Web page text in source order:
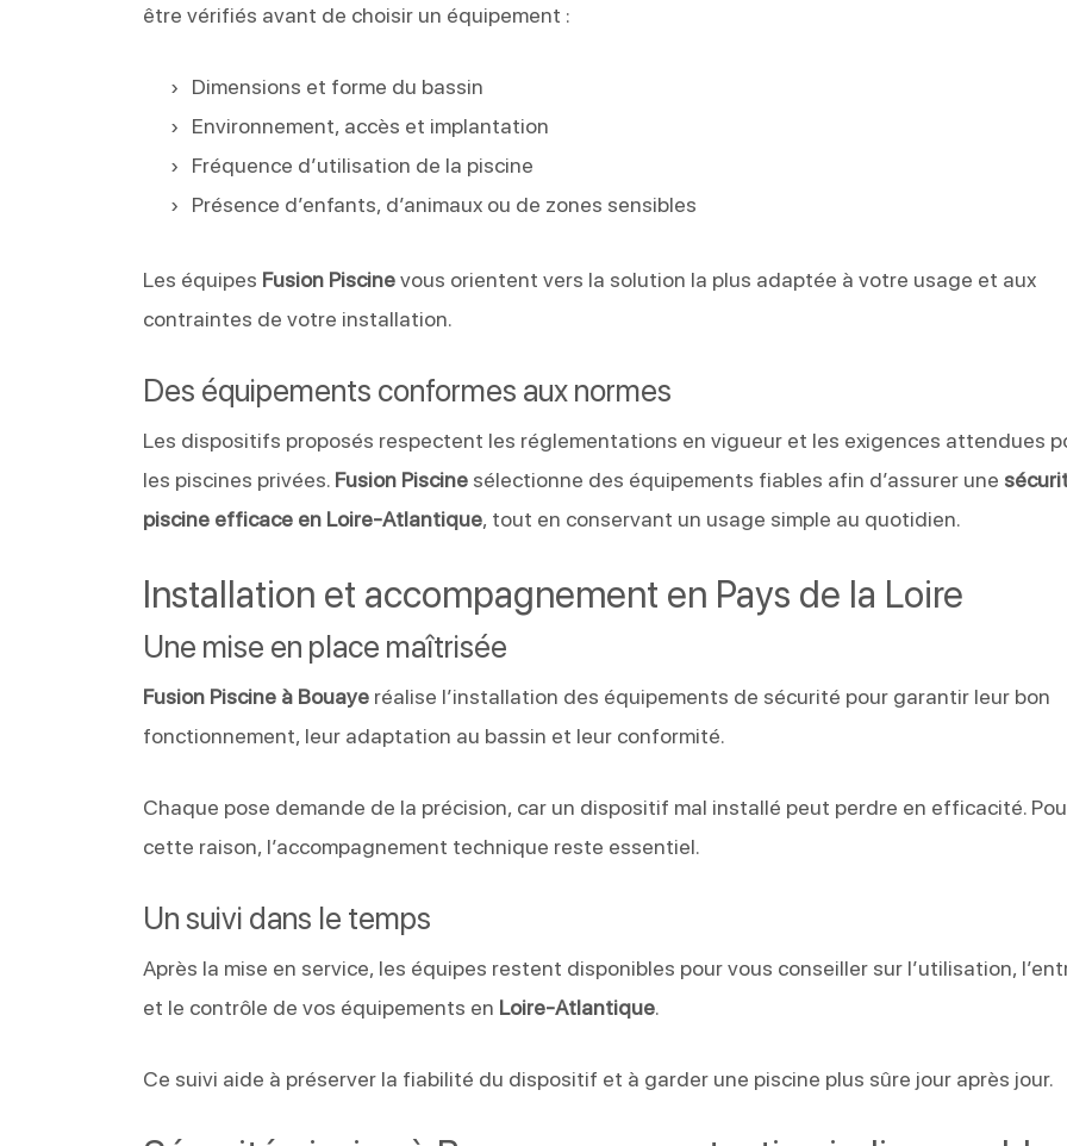
être vérifiés avant de choisir un équipement :
Dimensions et forme du bassin
Environnement, accès et implantation
Fréquence d’utilisation de la piscine
Présence d’enfants, d’animaux ou de zones sensibles
Les équipes Fusion Piscinevous orientent vers la solution la plus adaptée à votre usage et aux
contraintes de votre installation.
Des équipements conformes aux normes
Les dispositifs proposés respectent les réglementations en vigueur et les exigences attendues
les piscines privées. Fusion Piscine sélectionne des équipements fiables afin d’assurer une
piscine efficace en Loire-Atlantique, tout en conservant un usage simple au quotidien.
Installation et accompagnement en Pays de la Loire
Une mise en place maîtrisée
Fusion Piscine à Bouaye réalise l’installation des équipements de sécurité pour garantir leur bon
fonctionnement, leur adaptation au bassin et leur conformité.
Chaque pose demande de la précision, car un dispositif mal installé peut perdre en efficacité.
cette raison, l’accompagnement technique reste essentiel.
Un suivi dans le temps
Après la mise en service, les équipes restent disponibles pour vous conseiller sur l’utilisation,
et le contrôle de vos équipements en Loire-Atlantique.
Ce suivi aide à préserver la fiabilité du dispositif et à garder une piscine plus sûre jour après jour.